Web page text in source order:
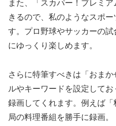
また、「スカパー！プレミ
きるので、私のようなスポ
す。プロ野球やサッカーの
にゆっくり楽しめます。
さらに特筆すべきは「おま
ルやキーワードを設定して
録画してくれます。例えば
局の料理番組を勝手に録画。